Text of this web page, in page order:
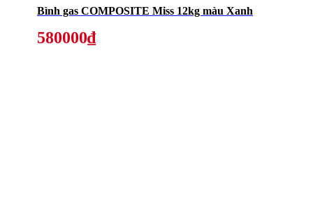
Bình gas COMPOSITE Miss 12kg màu Xanh
580000₫